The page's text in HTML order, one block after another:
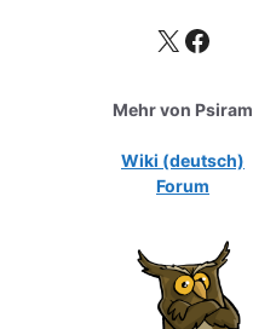
X Facebook
Mehr von Psiram
Wiki (deutsch)
Forum